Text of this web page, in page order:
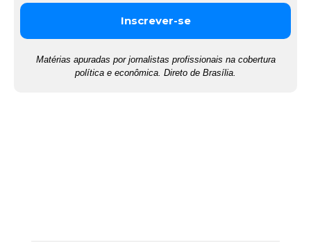
Matérias apuradas por jornalistas profissionais na cobertura
política e econômica. Direto de Brasília.